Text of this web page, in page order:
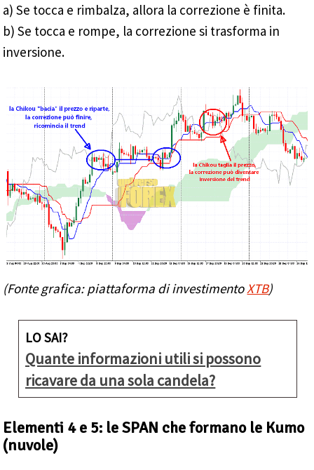
a) Se tocca e rimbalza, allora la correzione è finita.
b) Se tocca e rompe, la correzione si trasforma in
inversione.
(Fonte grafica: piattaforma di investimentoXTB)
LO SAI?
Quante informazioni utili si possono
ricavare da una sola candela?
Elementi 4 e 5: le SPAN che formano le Kumo
(nuvole)